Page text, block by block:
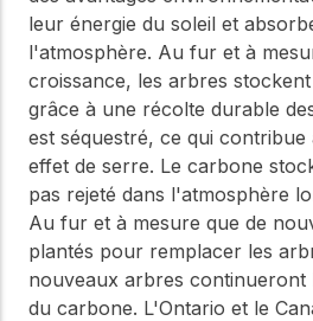
leur énergie du soleil et
l'atmosphère. Au fur et à
croissance, les arbres
grâce à une récolte durable
est séquestré, ce qui contribue
effet de serre. Le carbone
pas rejeté dans l'atmosphère
Au fur et à mesure que de
plantés pour remplacer les
nouveaux arbres continueront
du carbone. L'Ontario et le